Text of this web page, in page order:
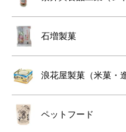
石増製菓
浪花屋製菓（米菓・
ペットフード